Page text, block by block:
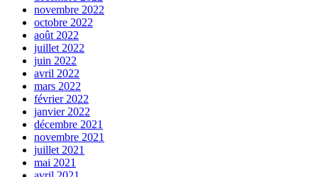
novembre 2022
octobre 2022
août 2022
juillet 2022
juin 2022
avril 2022
mars 2022
février 2022
janvier 2022
décembre 2021
novembre 2021
juillet 2021
mai 2021